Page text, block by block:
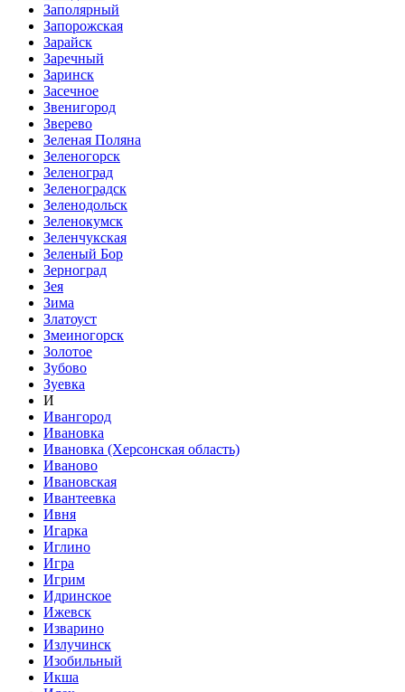
Заполярный
Запорожская
Зарайск
Заречный
Заринск
Засечное
Звенигород
Зверево
Зеленая Поляна
Зеленогорск
Зеленоград
Зеленоградск
Зеленодольск
Зеленокумск
Зеленчукская
Зеленый Бор
Зерноград
Зея
Зима
Златоуст
Змеиногорск
Золотое
Зубово
Зуевка
И
Ивангород
Ивановка
Ивановка (Херсонская область)
Иваново
Ивановская
Ивантеевка
Ивня
Игарка
Иглино
Игра
Игрим
Идринское
Ижевск
Изварино
Излучинск
Изобильный
Икша